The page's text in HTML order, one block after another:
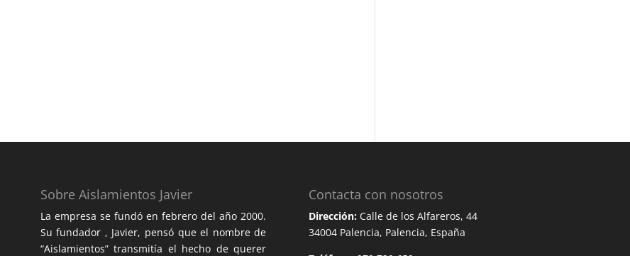
Sobre Aislamientos Javier
La empresa se fundó en febrero del año 2000.
Su fundador , Javier, pensó que el nombre de
“Aislamientos” transmitía el hecho de querer
Contacta con nosotros
Dirección:Calle de los Alfareros, 44
34004 Palencia, Palencia, España